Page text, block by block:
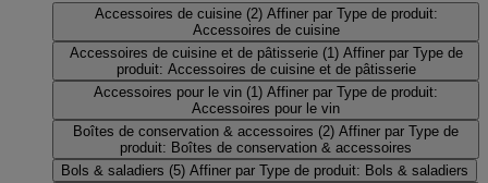
Accessoires de cuisine (2) Affiner par Type de produit:
Accessoires de cuisine
Accessoires de cuisine et de pâtisserie (1) Affiner par Type de
produit: Accessoires de cuisine et de pâtisserie
Accessoires pour le vin (1) Affiner par Type de produit:
Accessoires pour le vin
Boîtes de conservation & accessoires (2) Affiner par Type de
produit: Boîtes de conservation & accessoires
Bols & saladiers (5) Affiner par Type de produit: Bols & saladiers